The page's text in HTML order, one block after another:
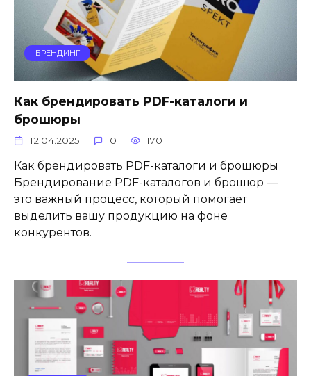
БРЕНДИНГ
Как брендировать PDF-каталоги и
брошюры
12.04.2025 0 170
Как брендировать PDF-каталоги и брошюры
Брендирование PDF-каталогов и брошюр —
это важный процесс, который помогает
выделить вашу продукцию на фоне
конкурентов.